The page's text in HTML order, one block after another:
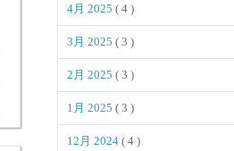
4月 2025 ( 4 )
3月 2025 ( 3 )
2月 2025 ( 3 )
1月 2025 ( 3 )
12月 2024 ( 4 )